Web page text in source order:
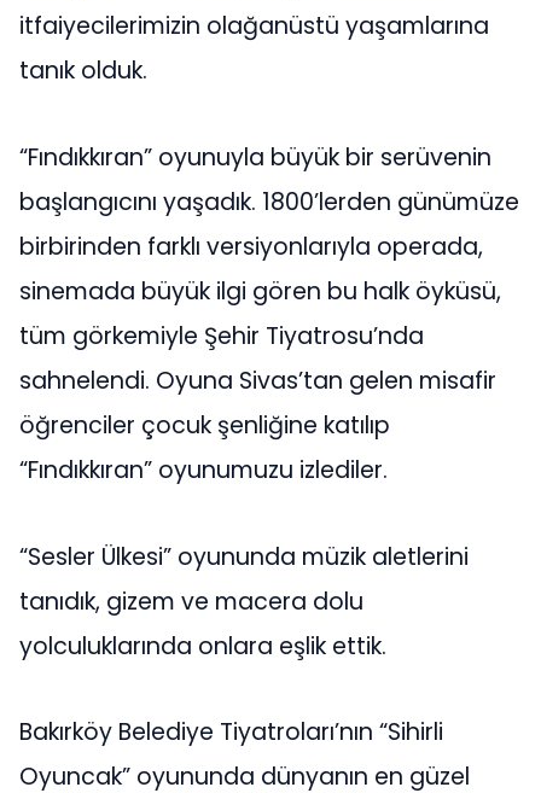
itfaiyecilerimizin olağanüstü yaşamlarına
tanık olduk.
“Fındıkkıran” oyunuyla büyük bir serüvenin
başlangıcını yaşadık. 1800’lerden günümüze
birbirinden farklı versiyonlarıyla operada,
sinemada büyük ilgi gören bu halk öyküsü,
tüm görkemiyle Şehir Tiyatrosu’nda
sahnelendi. Oyuna Sivas’tan gelen misafir
öğrenciler çocuk şenliğine katılıp
“Fındıkkıran” oyunumuzu izlediler.
“Sesler Ülkesi” oyununda müzik aletlerini
tanıdık, gizem ve macera dolu
yolculuklarında onlara eşlik ettik.
Bakırköy Belediye Tiyatroları’nın “Sihirli
Oyuncak” oyununda dünyanın en güzel